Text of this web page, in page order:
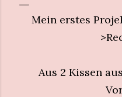
Mein erstes
Aus 2 Kissen